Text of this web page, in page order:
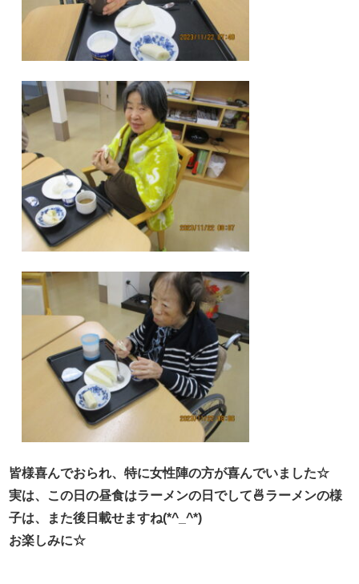
皆様喜んでおられ、特に女性陣の方が喜んでいました☆
実は、この日の昼食はラーメンの日でして🍜ラーメンの様
子は、また後日載せますね(*^_^*)
お楽しみに☆